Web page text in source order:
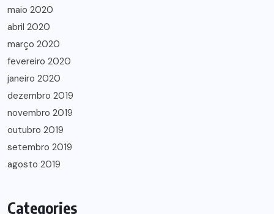
maio 2020
abril 2020
março 2020
fevereiro 2020
janeiro 2020
dezembro 2019
novembro 2019
outubro 2019
setembro 2019
agosto 2019
Categories